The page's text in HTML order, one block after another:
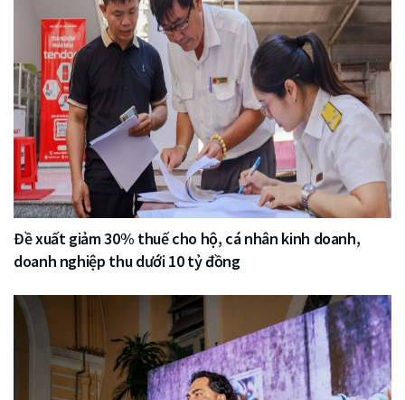
Đề xuất giảm 30% thuế cho hộ, cá nhân kinh doanh,
doanh nghiệp thu dưới 10 tỷ đồng